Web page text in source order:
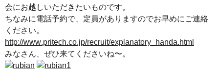
会にお越しいただきたいものです。
ちなみに電話予約で、定員がありますのでお早めにご連絡
ください。
http://www.pritech.co.jp/recruit/explanatory_handa.html
みなさん、ぜひ来てくださいね〜。